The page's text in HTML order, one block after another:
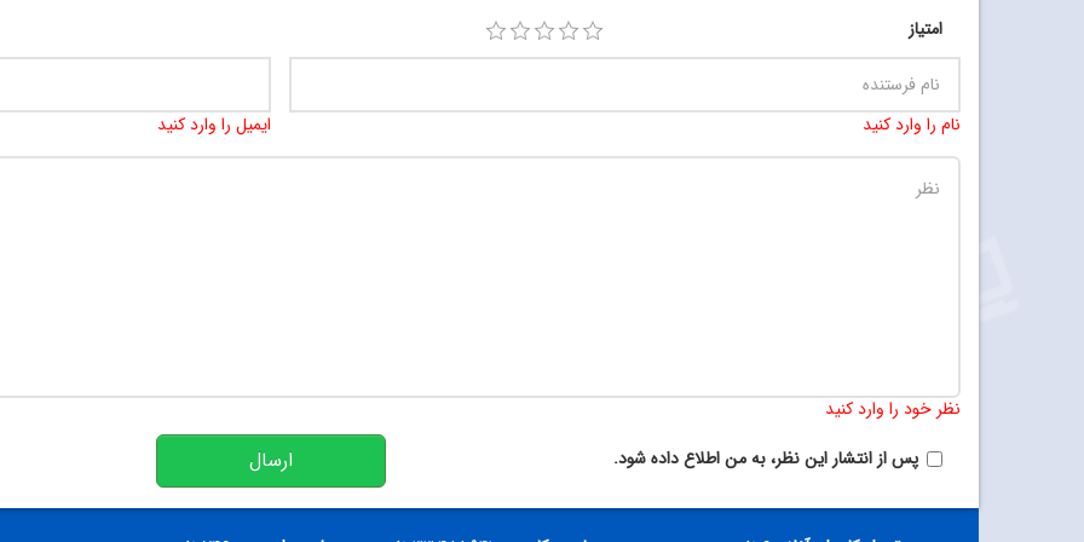
امتیاز
نام را وارد کنید ایمیل را وارد کنید
نظر خود را وارد کنید
پس از انتشار این نظر، به من اطلاع داده شود.
ارسال